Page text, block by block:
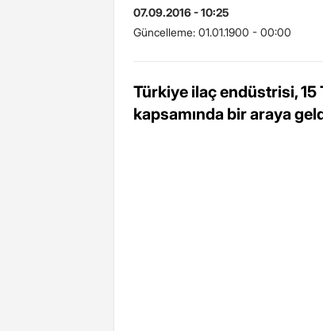
07.09.2016 - 10:25
Güncelleme: 01.01.1900 - 00:00
Türkiye ilaç endüstrisi, 15
kapsamında bir araya